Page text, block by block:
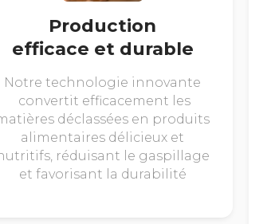
Production
efficace et durable
Notre technologie innovante
convertit efficacement les
déclassées en produits
alimentaires délicieux et
réduisant le gaspillage
et favorisant la durabilité